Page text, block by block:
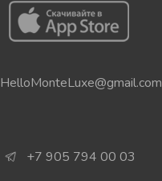
HelloMonteLuxe@gmail.com
+7 905 794 00 03